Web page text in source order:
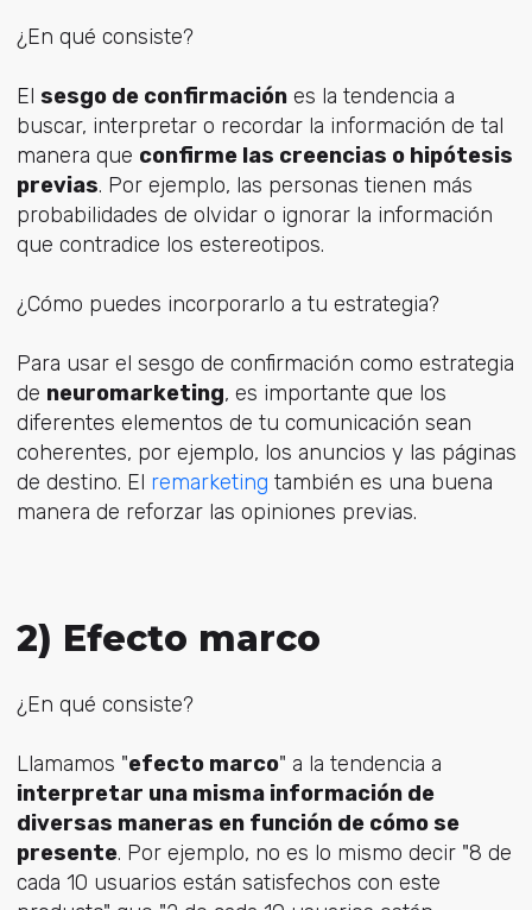
¿En qué consiste?
El sesgo de confirmaciónes la tendencia a
buscar, interpretar o recordar la información de tal
manera que confirme las creencias o hipótesis
previas. Por ejemplo, las personas tienen más
probabilidades de olvidar o ignorar la información
que contradice los estereotipos.
¿Cómo puedes incorporarlo a tu estrategia?
Para usar el sesgo de confirmación como estrategia
de neuromarketing, es importante que los
diferentes elementos de tu comunicación sean
coherentes, por ejemplo, los anuncios y las páginas
de destino. El remarketing también es una buena
manera de reforzar las opiniones previas.
2) Efecto marco
¿En qué consiste?
Llamamos "efecto marco" a la tendencia a
interpretar una misma información de
diversas maneras en función de cómo se
presente. Por ejemplo, no es lo mismo decir "8 de
cada 10 usuarios están satisfechos con este